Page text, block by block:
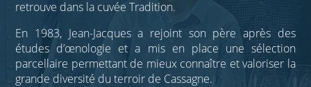
retrouve dans la cuvée Tradition.
En 1983, Jean-Jacques a rejoint son père après des
études d’œnologie et a mis en place une sélection
parcellaire permettant de mieux connaître et valoriser la
grande diversité du terroir de Cassagne.